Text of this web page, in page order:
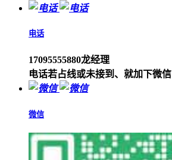
电话
17095555880龙经理
电话若占线或未接到、就加下微信
微信